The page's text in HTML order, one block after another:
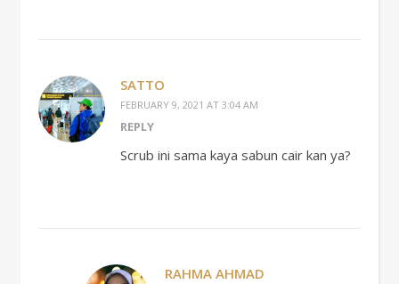
SATTO
FEBRUARY 9, 2021 AT 3:04 AM
REPLY
Scrub ini sama kaya sabun cair kan ya?
RAHMA AHMAD